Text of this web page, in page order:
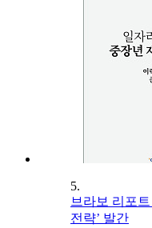
5.
브라보 리포트
전략’ 발간